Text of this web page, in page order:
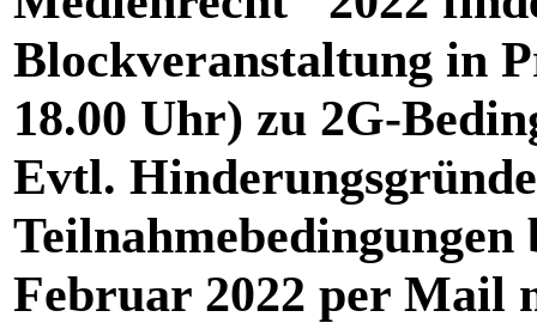
Blockveranstaltung in
18.00 Uhr) zu 2G-
Evtl.
Teilnahmebedingungen
Februar 2022 per Mail